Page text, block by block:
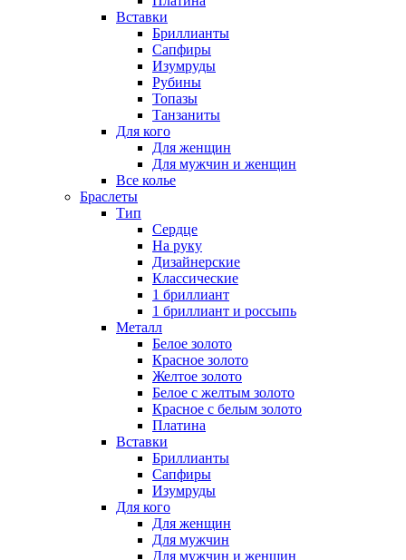
Вставки
Бриллианты
Сапфиры
Изумруды
Рубины
Топазы
Танзаниты
Для кого
Для женщин
Для мужчин и женщин
Все колье
Браслеты
Тип
Сердце
На руку
Дизайнерские
Классические
1 бриллиант
1 бриллиант и россыпь
Металл
Белое золото
Красное золото
Желтое золото
Белое с желтым золото
Красное с белым золото
Платина
Вставки
Бриллианты
Сапфиры
Изумруды
Для кого
Для женщин
Для мужчин
Для мужчин и женщин